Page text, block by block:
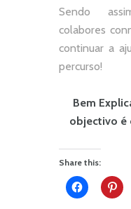
Sendo
colabores
continuar a
percurso!
Bem
objectivo é
Share this: